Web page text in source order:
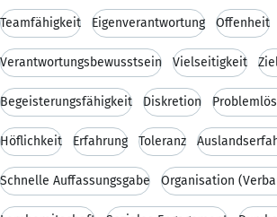
Teamfähigkeit Eigenverantwortung Offenheit
Verantwortungsbewusstsein Vielseitigkeit
Begeisterungsfähigkeit Diskretion
Höflichkeit Erfahrung Toleranz
Schnelle Auffassungsgabe Organisation